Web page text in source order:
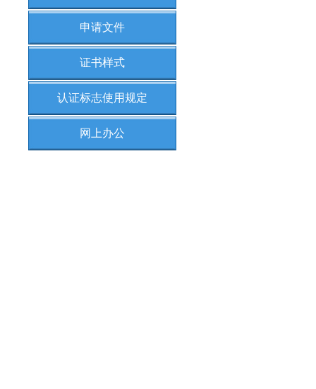
申请文件
证书样式
认证标志使用规定
网上办公